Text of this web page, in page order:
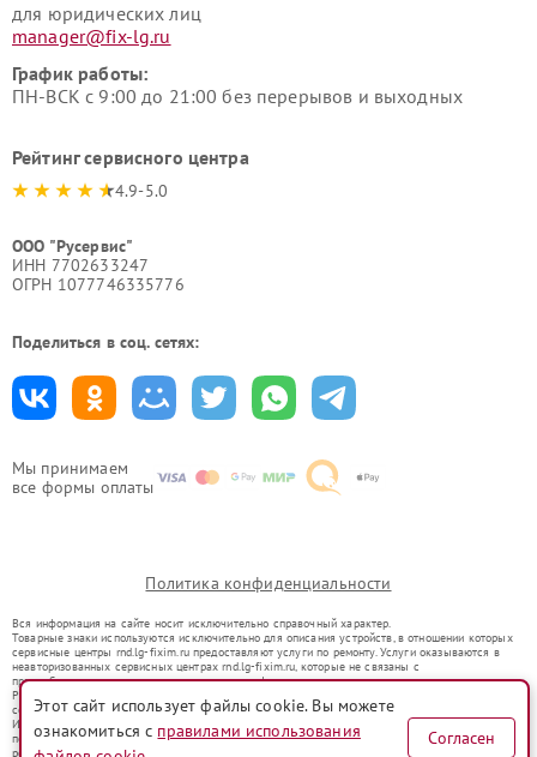
Мы принимаем
все формы оплаты
для юридических лиц
manager@fix-lg.ru
График работы:
ПН-ВСК с 9:00 до 21:00 без перерывов и выходных
Рейтинг сервисного центра
4.9-5.0
ООО "Русервис"
ИНН 7702633247
ОГРН 1077746335776
Поделиться в соц. сетях:
Политика конфиденциальности
Вся информация на сайте носит исключительно справочный характер.
Товарные знаки используются исключительно для описания устройств, в отношении которых
сервисные центры rnd.lg-fixim.ru предоставляют услуги по ремонту. Услуги оказываются в
неавторизованных сервисных центрах rnd.lg-fixim.ru, которые не связаны с
правообладателями товарных знаков или их официальными представителями.
Ремонт осуществляется для устройств, уже введенных в гражданский оборот в соответствии
со статьей 1487 ГК РФ.
Использование товарных знаков не преследует цели индивидуализации услуг или введения
потребителей в заблуждение, а служит для информирования о предоставляемых услугах по
ремонту техники указанных брендов.
Этот сайт использует файлы cookie. Вы можете
ознакомиться с правилами использования
Согласен